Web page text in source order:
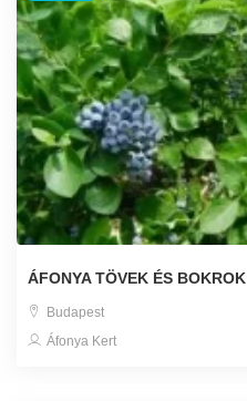
ÁFONYA TÖVEK ÉS BOKROK
Budapest
Áfonya Kert